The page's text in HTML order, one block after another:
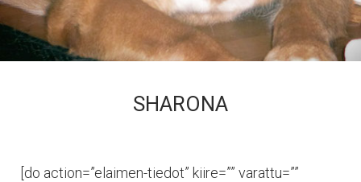
SHARONA
[do action=”elaimen-tiedot” kiire=”” varattu=””